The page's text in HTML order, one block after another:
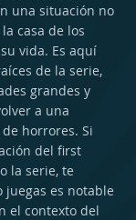
una situación no
casa de los
vida. Es aquí
de la serie,
grandes y
a una
horrores. Si
del first
la serie, te
juegas es notable
el contexto del